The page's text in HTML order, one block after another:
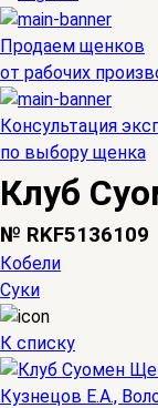
Продаем щенков
от рабочих
Консультация
по выбору щенка
Клуб
№ RKF5136109
Кобели
Суки
К списку